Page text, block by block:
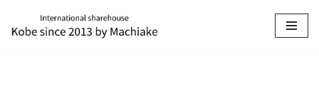
コ